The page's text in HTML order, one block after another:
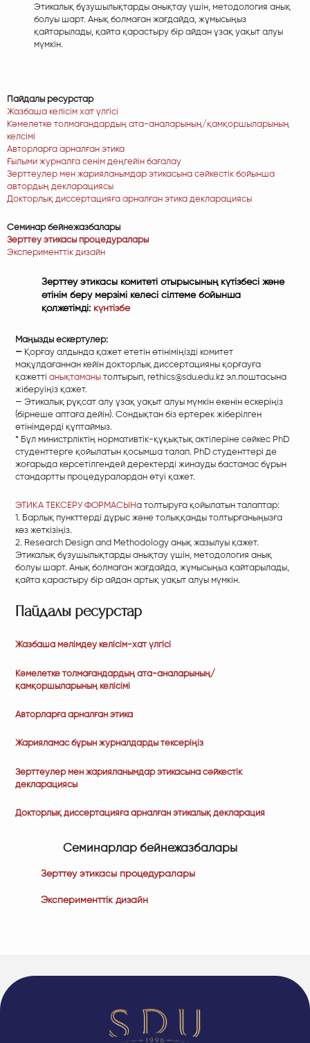
Этикалық бұзушылықтарды анықтау үшін, методология анық
болуы шарт. Анық болмаған жағдайда, жұмысыңыз
қайтарылады, қайта қарастыру бір айдан ұзақ уақыт алуы
мүмкін.
Пайдалы ресурстар
Жазбаша келісім хат үлгісі
Кәмелетке толмағандардың ата-аналарының/қамқоршыларының
келсімі
Авторларға арналған этика
Ғылыми журналға сенім деңгейін бағалау
Зерттеулер мен жарияланымдар этикасына сәйкестік бойынша
автордың декларациясы
Докторлық диссертацияға арналған этика декларациясы
Семинар бейнежазбалары
Зерттеу этикасы процедуралары
Эксперименттік дизайн
Зерттеу этикасы комитеті отырысының күтізбесі және
өтінім беру мерзімі келесі сілтеме бойынша
қолжетімді: күнтізбе
Маңызды ескертулер:
— Қорғау алдында қажет ететін өтініміңізді комитет
мақұлдағаннан кейін докторлық диссертацияны қорғауға
қажеттіанықтаманы толтырып, rethics@sdu.edu.kz эл.поштасына
жіберуіңіз қажет.
— Этикалық рұқсат алу ұзақ уақыт алуы мүмкін екенін ескеріңіз
(бірнеше аптаға дейін). Сондықтан біз ертерек жіберілген
өтінімдерді құптаймыз.
* Бұл министрліктің нормативтік-құқықтық актілеріне сәйкес PhD
студенттерге қойылатын қосымша талап. PhD студенттері де
жоғарыда көрсетілгендей деректерді жинауды бастамас бұрын
стандартты процедуралардан өтуі қажет.
ЭТИКА ТЕКСЕРУ ФОРМАСЫНа толтыруға қойылатын талаптар:
1. Барлық пункттерді дұрыс және толыққанды толтырғаныңызға
көз жеткізіңіз.
2. Research Design and Methodology анық жазылуы қажет.
Этикалық бұзушылықтарды анықтау үшін, методология анық
болуы шарт. Анық болмаған жағдайда, жұмысыңыз қайтарылады,
қайта қарастыру бір айдан артық уақыт алуы мүмкін.
Пайдалы ресурстар
Жазбаша мәлімдеу келісім-хат үлгісі
Кәмелетке толмағандардың ата-аналарының/
қамқоршыларының келісімі
Авторларға арналған этика
Жарияламас бұрын журналдарды тексеріңіз
Зерттеулер мен жарияланымдар этикасына сәйкестік
декларациясы
Докторлық диссертацияға арналған этикалық декларация
Cеминарлар бейнежазбалары
Зерттеу этикасы процедуралары
Эксперименттік дизайн